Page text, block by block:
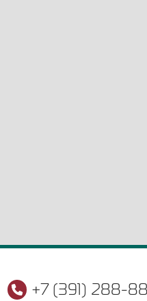
+7 (391) 288-